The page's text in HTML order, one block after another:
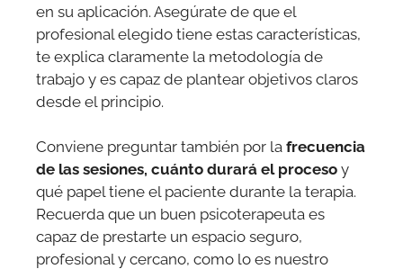
en su aplicación. Asegúrate de que el
profesional elegido tiene estas características,
te explica claramente la metodología de
trabajo y es capaz de plantear objetivos claros
desde el principio.
Conviene preguntar también por la frecuencia
de las sesiones, cuánto durará el proceso y
qué papel tiene el paciente durante la terapia.
Recuerda que un buen psicoterapeuta es
capaz de prestarte un espacio seguro,
profesional y cercano, como lo es nuestro